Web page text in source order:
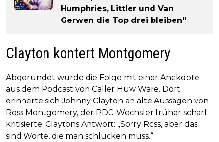
Humphries, Littler und Van
Gerwen die Top drei bleiben“
Clayton kontert Montgomery
Abgerundet wurde die Folge mit einer Anekdote
aus dem Podcast von Caller Huw Ware. Dort
erinnerte sich Johnny Clayton an alte Aussagen von
Ross Montgomery, der PDC-Wechsler früher scharf
kritisierte. Claytons Antwort: „Sorry Ross, aber das
sind Worte, die man schlucken muss.“